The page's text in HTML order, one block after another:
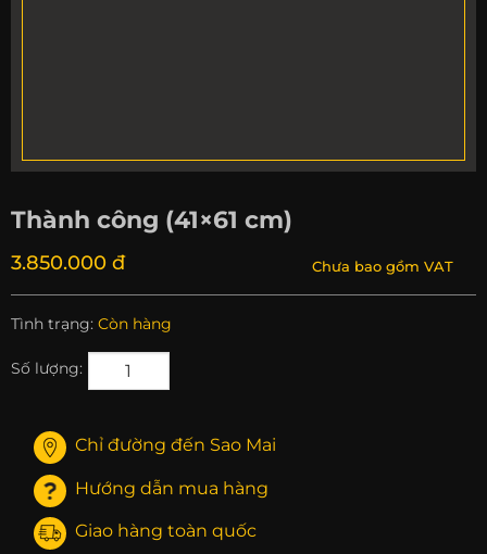
Thành công (41×61 cm)
3.850.000 đ Chưa bao gồm VAT
Tình trạng: Còn hàng
Số lượng:
Chỉ đường đến Sao Mai
Hướng dẫn mua hàng
Giao hàng toàn quốc